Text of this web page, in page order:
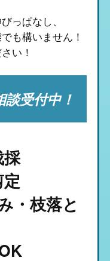
っぱなし、
も構いません！
い！
受付中！
・枝落と